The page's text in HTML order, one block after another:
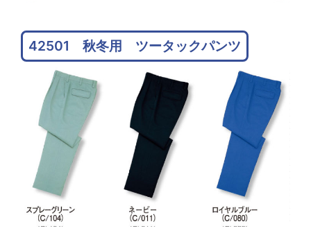
42501 秋冬用 ツータックパンツ